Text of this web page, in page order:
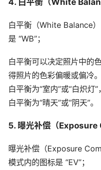
白平衡（White Balance
是 “WB”；
白平衡可以决定照片中的
得照片的色彩偏暖或偏冷
白平衡为“室内”或“白炽
白平衡为“晴天”或“阴天”。
5. 曝光补偿（Exposure
曝光补偿（Exposure
模式内的图标是 “EV”；